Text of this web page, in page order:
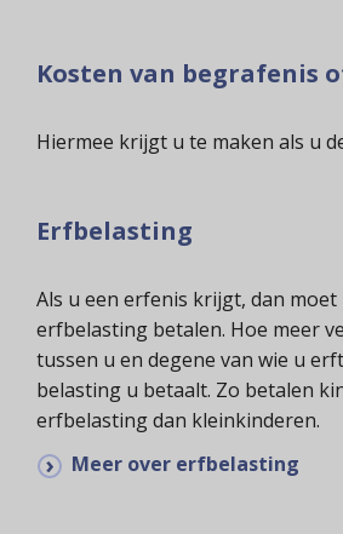
Kosten van begrafenis
Hiermee krijgt u te maken als u
Erfbelasting
Als u een erfenis krijgt, dan moet
erfbelasting betalen. Hoe meer
tussen u en degene van wie u
belasting u betaalt. Zo betalen
erfbelasting dan kleinkinderen.
Meer over erfbelasting